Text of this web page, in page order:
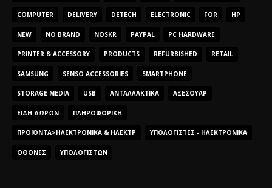
COMPUTER DELIVERY DETECH ELECTRONIC FOR HP
NEW NO BRAND NOSKR PAYPAL PC HARDWARE
PRINTER & ACCESSORY PRODUCTS REFURBISHED RETAIL
SAMSUNG SENSO ACCESSORIES SMARTPHONE
STORAGE MEDIA USB ΑΝΤΑΛΛΑΚΤΙΚΆ ΑΞΕΣΟΥΆΡ
ΕΊΔΗ ΔΏΡΩΝ ΠΛΗΡΟΦΟΡΙΚΉ
ΠΡΟΪΌΝΤΑ>ΗΛΕΚΤΡΟΝΙΚΆ & ΗΛΕΚΤΡ ΥΠΟΛΟΓΙΣΤΈΣ - ΗΛΕΚΤΡΟΝΙΚΆ
ΟΘΌΝΕΣ ΥΠΟΛΟΓΙΣΤΏΝ